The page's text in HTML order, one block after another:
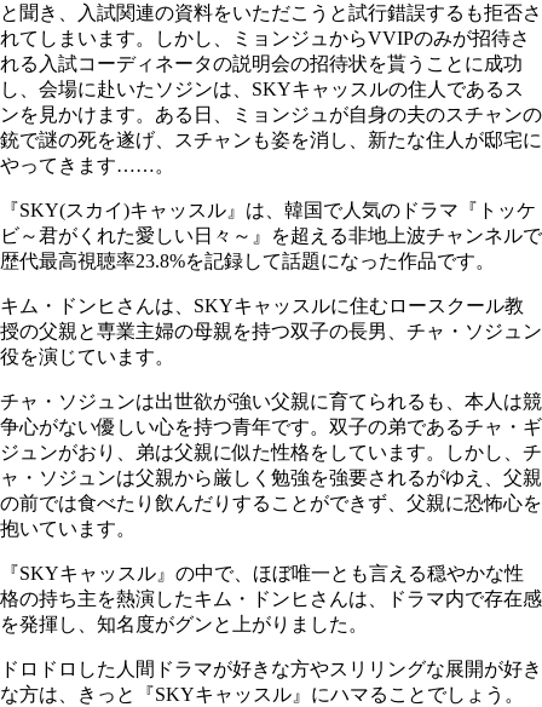
と聞き、入試関連の資料をいただこうと試行錯誤するも拒否さ
れてしまいます。しかし、ミョンジュからVVIPのみが招待さ
れる入試コーディネータの説明会の招待状を貰うことに成功
し、会場に赴いたソジンは、SKYキャッスルの住人であるス
ンを見かけます。ある日、ミョンジュが自身の夫のスチャンの
銃で謎の死を遂げ、スチャンも姿を消し、新たな住人が邸宅に
やってきます……。
『SKY(スカイ)キャッスル』は、韓国で人気のドラマ『トッケ
ビ～君がくれた愛しい日々～』を超える非地上波チャンネルで
歴代最高視聴率23.8%を記録して話題になった作品です。
キム・ドンヒさんは、SKYキャッスルに住むロースクール教
授の父親と専業主婦の母親を持つ双子の長男、チャ・ソジュン
役を演じています。
チャ・ソジュンは出世欲が強い父親に育てられるも、本人は競
争心がない優しい心を持つ青年です。双子の弟であるチャ・ギ
ジュンがおり、弟は父親に似た性格をしています。しかし、チ
ャ・ソジュンは父親から厳しく勉強を強要されるがゆえ、父親
の前では食べたり飲んだりすることができず、父親に恐怖心を
抱いています。
『SKYキャッスル』の中で、ほぼ唯一とも言える穏やかな性
格の持ち主を熱演したキム・ドンヒさんは、ドラマ内で存在感
を発揮し、知名度がグンと上がりました。
ドロドロした人間ドラマが好きな方やスリリングな展開が好き
な方は、きっと『SKYキャッスル』にハマることでしょう。